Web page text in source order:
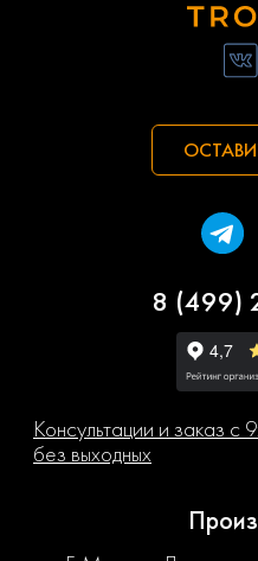
8 (499)
Консультации и заказ
без выходных